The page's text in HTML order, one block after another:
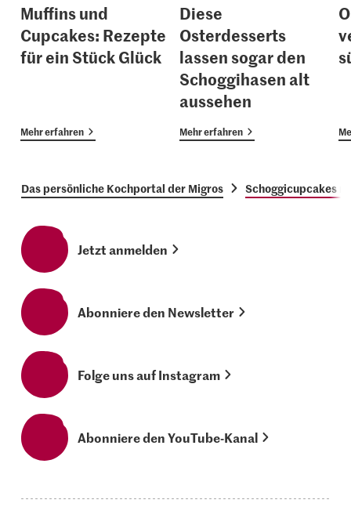
Muffins und
Cupcakes: Rezepte
für ein Stück Glück
Mehr erfahren
Diese
Osterdesserts
lassen sogar den
Schoggihasen alt
aussehen
Mehr erfahren
Das persönliche Kochportal der Migros Schoggicupcakes
Jetzt anmelden
Abonniere den Newsletter
Folge uns auf Instagram
Abonniere den YouTube-Kanal